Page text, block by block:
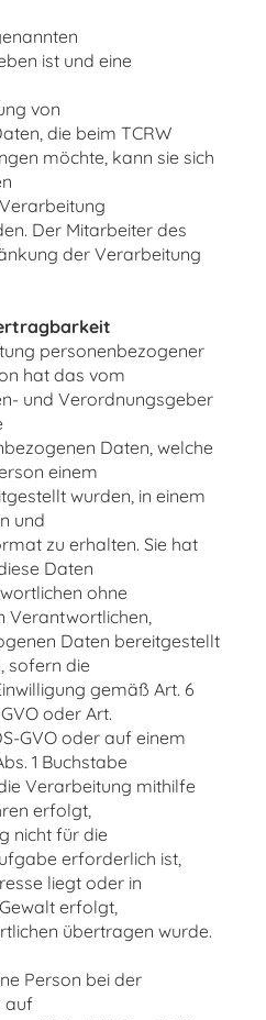
ist und eine
von
die beim TCRW
möchte, kann sie sich
Der Mitarbeiter des
der Verarbeitung
personenbezogener
hat das vom
und Verordnungsgeber
Daten, welche
einem
wurden, in einem
und
zu erhalten. Sie hat
Daten
ohne
Verantwortlichen,
Daten bereitgestellt
sofern die
gemäß Art. 6
oder Art.
GVO oder auf einem
1 Buchstabe
Verarbeitung mithilfe
erfolgt,
nicht für die
erforderlich ist,
liegt oder in
erfolgt,
übertragen wurde.
Person bei der
auf